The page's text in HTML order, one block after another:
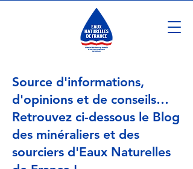
Source d'informations,
d'opinions et de conseils…
Retrouvez ci-dessous le Blog
des minéraliers et des
sourciers d'Eaux Naturelles